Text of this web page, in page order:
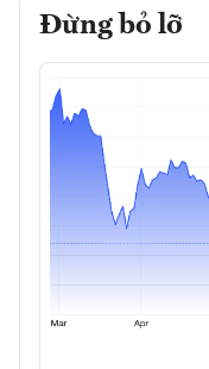
Đừng bỏ lỡ